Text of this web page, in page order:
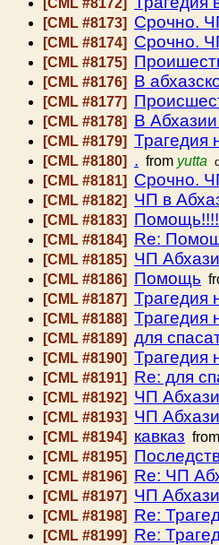
[CML #8172]
[CML #8173] Срочно.
[CML #8174] Срочно.
[CML #8175]
[CML #8176] В
[CML #8177]
[CML #8178] В Абхазии
[CML #8179] Трагедия
[CML #8180] . from yutta
[CML #8181] Срочно.
[CML #8182] ЧП в
[CML #8183] Помощь!!!!
[CML #8184] Re:
[CML #8185] ЧП
[CML #8186] Помощь
[CML #8187] Трагедия
[CML #8188] Трагедия
[CML #8189] для
[CML #8190] Трагедия
[CML #8191] Re: для
[CML #8192] ЧП
[CML #8193] ЧП
[CML #8194] кавказ from
[CML #8195]
[CML #8196] Re: ЧП
[CML #8197] ЧП
[CML #8198] Re:
[CML #8199] Re: